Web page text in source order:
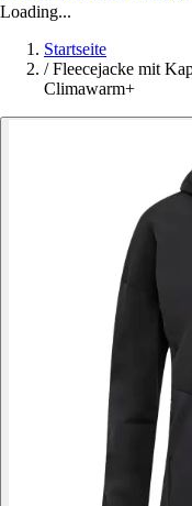
Loading...
Startseite
/ Fleecejacke mit
Climawarm+